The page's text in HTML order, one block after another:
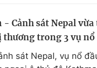
Chất lượng cuộc
- Cảnh sát Nepal
thương trong 3 vụ
sát Nepal, vụ nổ